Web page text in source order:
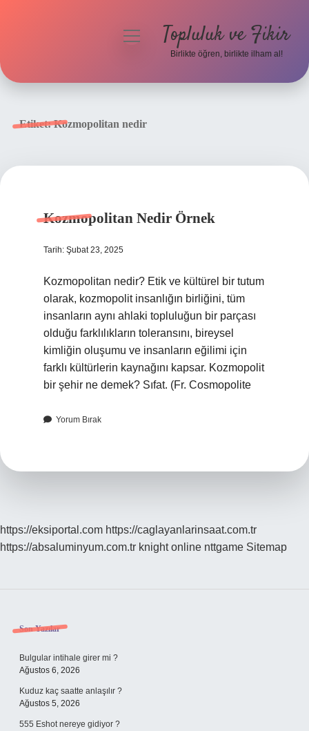
menüyüTopluluk ve Fikir
Birlikte öğren, birlikte ilham al!
Etiket:Kozmopolitan nedir
Kozmopolitan Nedir Örnek
Tarih: Şubat 23, 2025
Kozmopolitan nedir? Etik ve kültürel bir tutum
olarak, kozmopolit insanlığın birliğini, tüm
insanların aynı ahlaki topluluğun bir parçası
olduğu farklılıkların toleransını, bireysel
kimliğin oluşumu ve insanların eğilimi için
farklı kültürlerin kaynağını kapsar. Kozmopolit
bir şehir ne demek? Sıfat. (Fr. Cosmopolite
Yorum Bırak
https://eksiportal.com https://caglayanlarinsaat.com.tr
https://absaluminyum.com.tr knight online nttgame Sitemap
Sidebar
Son Yazılar
Bulgular intihale girer mi ?
Ağustos 6, 2026
Kuduz kaç saatte anlaşılır ?
Ağustos 5, 2026
555 Eshot nereye gidiyor ?